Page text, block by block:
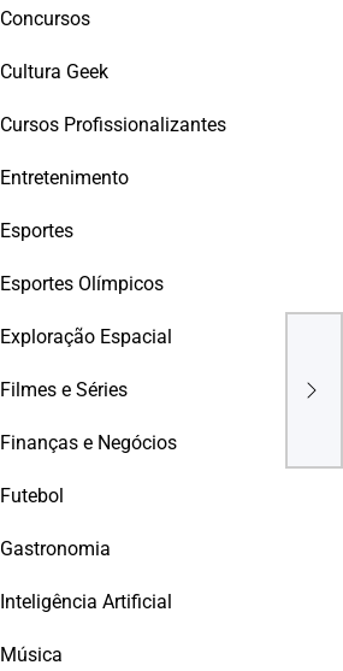
Concursos
Cultura Geek
Cursos Profissionalizantes
Entretenimento
Esportes
Esportes Olímpicos
Exploração Espacial
Filmes e Séries
Finanças e Negócios
Futebol
Gastronomia
Inteligência Artificial
Música